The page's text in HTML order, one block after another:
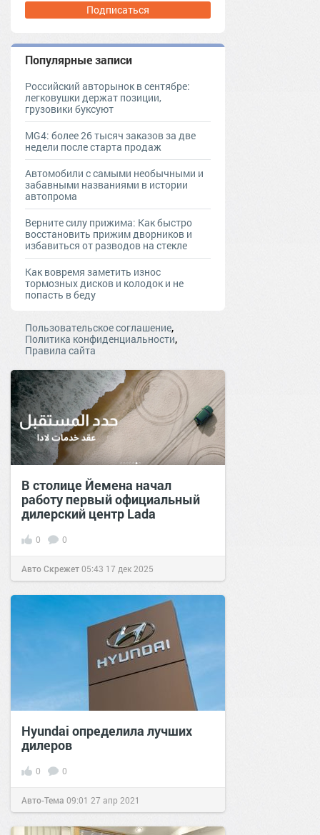
Подписаться
Популярные записи
Российский авторынок в сентябре:
легковушки держат позиции,
грузовики буксуют
MG4: более 26 тысяч заказов за две
недели после старта продаж
Автомобили с самыми необычными и
забавными названиями в истории
автопрома
Верните силу прижима: Как быстро
восстановить прижим дворников и
избавиться от разводов на стекле
Как вовремя заметить износ
тормозных дисков и колодок и не
попасть в беду
Пользовательское соглашение,
Политика конфиденциальности,
Правила сайта
В столице Йемена начал
работу первый официальный
дилерский центр Lada
0 0
Авто Скрежет05:43 17 дек 2025
Hyundai определила лучших
дилеров
0 0
Авто-Тема 09:01 27 апр 2021